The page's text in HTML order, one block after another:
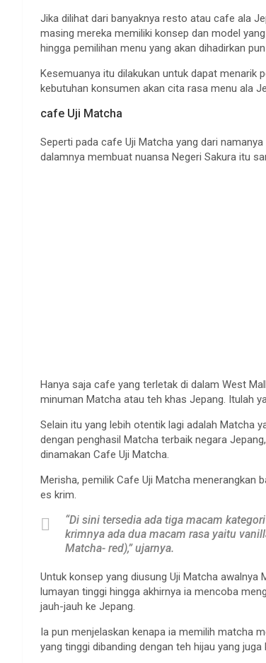
Jika dilihat dari banyaknya resto atau cafe ala
masing mereka memiliki konsep dan model
hingga pemilihan menu yang akan dihadirkan
Kesemuanya itu dilakukan untuk dapat menarik
kebutuhan konsumen akan cita rasa menu ala
cafe Uji Matcha
Seperti pada cafe Uji Matcha yang dari
dalamnya membuat nuansa Negeri Sakura itu
Hanya saja cafe yang terletak di dalam West
minuman Matcha atau teh khas Jepang. Itulah
Selain itu yang lebih otentik lagi adalah Matcha
dengan penghasil Matcha terbaik negara
dinamakan Cafe Uji Matcha.
Merisha, pemilik Cafe Uji Matcha menerangkan
es krim.
“Di sini tersedia ada tiga macam
krimnya ada dua macam rasa yaitu
Matcha- red),” ujarnya.
Untuk konsep yang diusung Uji Matcha
lumayan tinggi hingga akhirnya ia mencoba
jauh-jauh ke Jepang.
Ia pun menjelaskan kenapa ia memilih matcha
yang tinggi dibanding dengan teh hijau yang